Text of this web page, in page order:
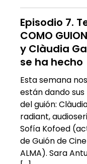
Episodio 7.
COMO
y Clàudia
se ha hecho
Esta semana
están dando
del guión:
radiant,
Sofía Kofoed
de Guión de
ALMA). Sara